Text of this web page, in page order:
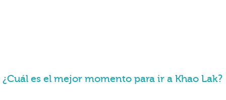
¿Cuál es el mejor momento para ir a Khao Lak?